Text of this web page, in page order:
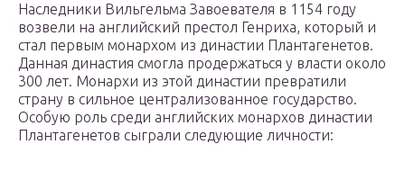
Наследники Вильгельма Завоевателя в 1154 году
возвели на английский престол Генриха, который и
стал первым монархом из династии Плантагенетов.
Данная династия смогла продержаться у власти около
300 лет. Монархи из этой династии превратили
страну в сильное централизованное государство.
Особую роль среди английских монархов династии
Плантагенетов сыграли следующие личности: